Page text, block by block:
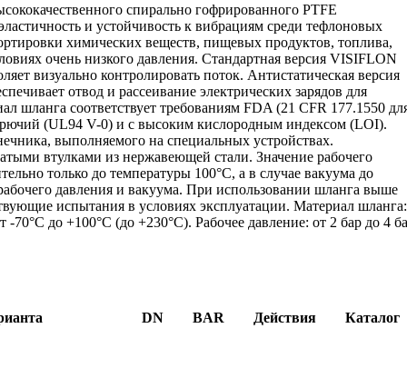
спирально гофрированного PTFE
и устойчивость к вибрациям среди тефлоновых
химических веществ, пищевых продуктов, топлива,
очень низкого давления. Стандартная версия VISIFLON
визуально контролировать поток. Антистатическая версия
отвод и рассеивание электрических зарядов для
шланга соответствует требованиям FDA (21 CFR 177.1550
(UL94 V-0) и с высоким кислородным индексом (LOI).
выполняемого на специальных устройствах.
втулками из нержавеющей стали. Значение рабочего
только до температуры 100°C, а в случае вакуума до
давления и вакуума. При использовании шланга выше
испытания в условиях эксплуатации. Материал шланга:
до +100°C (до +230°C). Рабочее давление: от 2 бар до 4
DN BAR Действия Каталог